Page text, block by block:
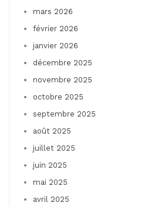
mars 2026
février 2026
janvier 2026
décembre 2025
novembre 2025
octobre 2025
septembre 2025
août 2025
juillet 2025
juin 2025
mai 2025
avril 2025